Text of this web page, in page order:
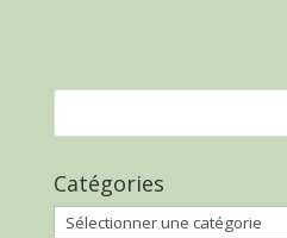
Catégories
Catégories